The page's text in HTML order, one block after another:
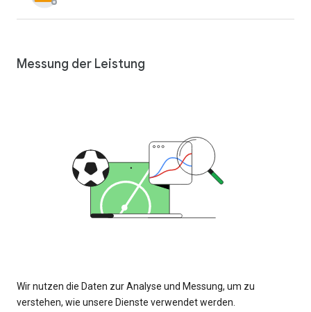
Messung der Leistung
Wir nutzen die Daten zur Analyse und Messung, um zu
verstehen, wie unsere Dienste verwendet werden.